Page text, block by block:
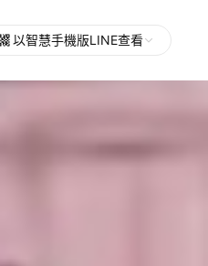
以智慧手機版LINE查看